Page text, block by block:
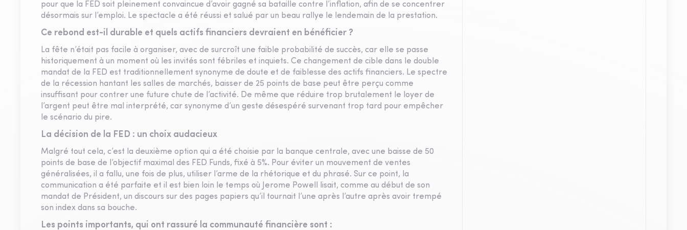
pour que la FED soit pleinement convaincue d’avoir gagné sa bataille contre l’inflation, afin de se concentrer
désormais sur l’emploi. Le spectacle a été réussi et salué par un beau rallye le lendemain de la prestation.
Ce rebond est-il durable et quels actifs financiers devraient en bénéficier ?
La fête n’était pas facile à organiser, avec de surcroît une faible probabilité de succès, car elle se passe
historiquement à un moment où les invités sont fébriles et inquiets. Ce changement de cible dans le double
mandat de la FED est traditionnellement synonyme de doute et de faiblesse des actifs financiers. Le spectre
de la récession hantant les salles de marchés, baisser de 25 points de base peut être perçu comme
insuffisant pour contrer une future chute de l’activité. De même que réduire trop brutalement le loyer de
l’argent peut être mal interprété, car synonyme d’un geste désespéré survenant trop tard pour empêcher
le scénario du pire.
La décision de la FED : un choix audacieux
Malgré tout cela, c’est la deuxième option qui a été choisie par la banque centrale, avec une baisse de 50
points de base de l’objectif maximal des FED Funds, fixé à 5%. Pour éviter un mouvement de ventes
généralisées, il a fallu, une fois de plus, utiliser l’arme de la rhétorique et du phrasé. Sur ce point, la
communication a été parfaite et il est bien loin le temps où Jerome Powell lisait, comme au début de son
mandat de Président, un discours sur des pages papiers qu’il tournait l’une après l’autre après avoir trempé
son index dans sa bouche.
Les points importants, qui ont rassuré la communauté financière sont :